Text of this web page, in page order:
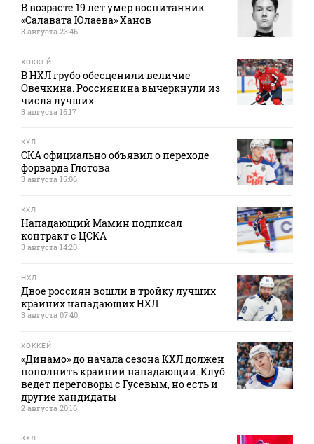
В возрасте 19 лет умер воспитанник
«Салавата Юлаева» Ханов
3 августа 23:46
ХОККЕЙ
В НХЛ грубо обесценили величие
Овечкина. Россиянина вычеркнули из
числа лучших
3 августа 16:17
КХЛ
СКА официально объявил о переходе
форварда Глотова
3 августа 15:06
КХЛ
Нападающий Мамин подписал
контракт с ЦСКА
3 августа 14:20
НХЛ
Двое россиян вошли в тройку лучших
крайних нападающих НХЛ
3 августа 07:40
ХОККЕЙ
«Динамо» до начала сезона КХЛ должен
пополнить крайний нападающий. Клуб
ведет переговоры с Гусевым, но есть и
другие кандидаты
2 августа 20:16
КХЛ